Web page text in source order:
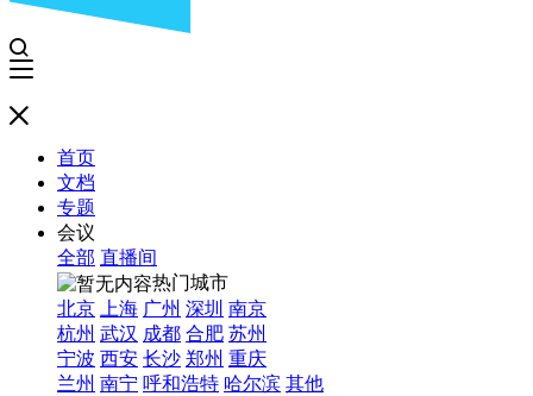
首页
文档
专题
会议
全部 直播间
热门城市
北京
上海 广州 深圳 南京
杭州 武汉 成都 合肥 苏州
宁波 西安 长沙 郑州 重庆
兰州 南宁 呼和浩特 哈尔滨 其他